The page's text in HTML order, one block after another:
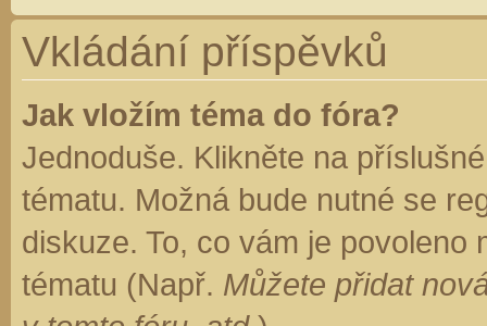
Vkládání příspěvků
Jak vložím téma do fóra?
Jednoduše. Klikněte na
tématu. Možná bude nutné se
diskuze. To, co vám je
tématu (Např. Můžete přidat